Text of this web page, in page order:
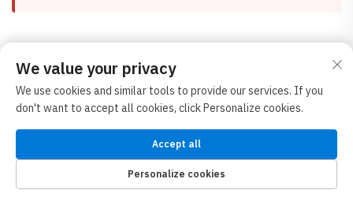
8. Prise en compte des climats chauds
Construire dans un climat chaud modifie le calcul thermique de
manière à influencer le choix entre laine de roche et polyuréthane
nécessairement d’incidence sur les cloisons internes de salle
Dans un projet situé en climat chaud, où la coque extérieure du
We value your privacy
We use cookies and similar tools to provide our services. If you
don't want to accept all cookies, click Personalize cookies.
Personalize cookies
Accept all